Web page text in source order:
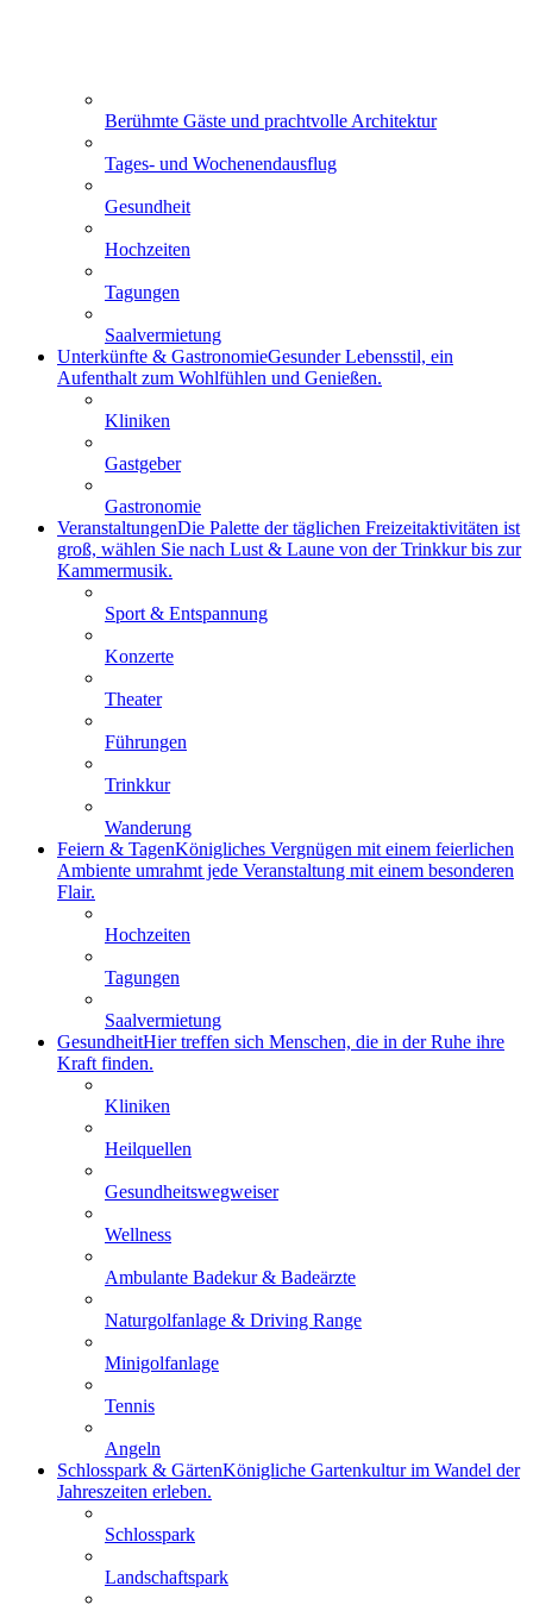
Berühmte Gäste und prachtvolle Architektur
Tages- und Wochenendausflug
Gesundheit
Hochzeiten
Tagungen
Saalvermietung
Unterkünfte & GastronomieGesunder Lebensstil, ein
Aufenthalt zum Wohlfühlen und Genießen.
Kliniken
Gastgeber
Gastronomie
VeranstaltungenDie Palette der täglichen Freizeitaktivitäten ist
groß, wählen Sie nach Lust & Laune von der Trinkkur bis zur
Kammermusik.
Sport & Entspannung
Konzerte
Theater
Führungen
Trinkkur
Wanderung
Feiern & TagenKönigliches Vergnügen mit einem feierlichen
Ambiente umrahmt jede Veranstaltung mit einem besonderen
Flair.
Hochzeiten
Tagungen
Saalvermietung
GesundheitHier treffen sich Menschen, die in der Ruhe ihre
Kraft finden.
Kliniken
Heilquellen
Gesundheitswegweiser
Wellness
Ambulante Badekur & Badeärzte
Naturgolfanlage & Driving Range
Minigolfanlage
Tennis
Angeln
Schlosspark & GärtenKönigliche Gartenkultur im Wandel der
Jahreszeiten erleben.
Schlosspark
Landschaftspark